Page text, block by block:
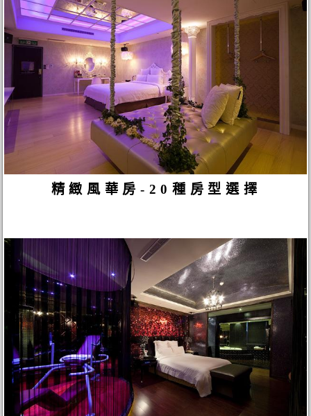
精緻風華房-20種房型選擇